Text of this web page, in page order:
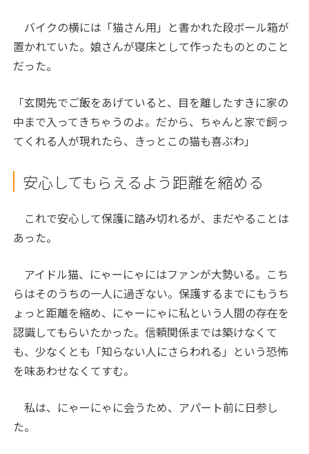
バイクの横には「猫さん用」と書かれた段ボール箱が
置かれていた。娘さんが寝床として作ったものとのこと
だった。
「玄関先でご飯をあげていると、目を離したすきに家の
中まで入ってきちゃうのよ。だから、ちゃんと家で飼っ
てくれる人が現れたら、きっとこの猫も喜ぶわ」
安心してもらえるよう距離を縮める
これで安心して保護に踏み切れるが、まだやることは
あった。
アイドル猫、にゃーにゃにはファンが大勢いる。こち
らはそのうちの一人に過ぎない。保護するまでにもうち
ょっと距離を縮め、にゃーにゃに私という人間の存在を
認識してもらいたかった。信頼関係までは築けなくて
も、少なくとも「知らない人にさらわれる」という恐怖
を味あわせなくてすむ。
私は、にゃーにゃに会うため、アパート前に日参し
た。